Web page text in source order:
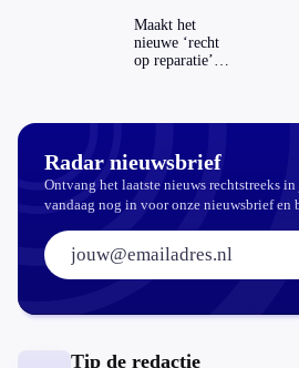
Maakt het
nieuwe ‘recht
op reparatie’
Radar nieuwsbrief
Ontvang het laatste nieuws rechtstreeks
vandaag nog in voor onze nieuwsbrief
E-mailadres:
Tip de redactie